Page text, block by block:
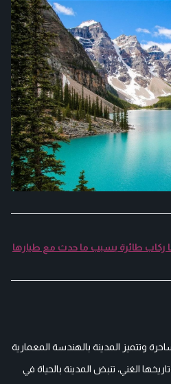
ركاب طائرة بسبب ما حدث مع طيارها
وتتميز المدينة بالهندسة المعمارية
الغني، تنبض المدينة بالحياة في